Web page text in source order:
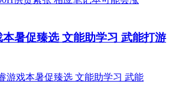
暑促臻选 文能助学习 武能打游